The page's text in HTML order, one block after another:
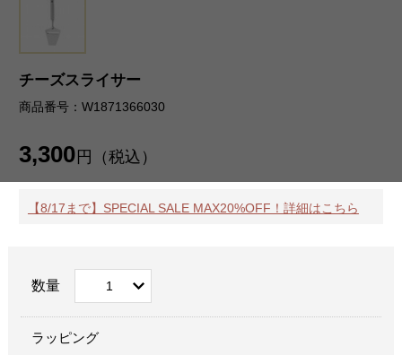
チーズスライサー
商品番号：W1871366030
3,300 円（税込）
【8/17まで】SPECIAL SALE MAX20%OFF！詳細はこちら
数量
ラッピング